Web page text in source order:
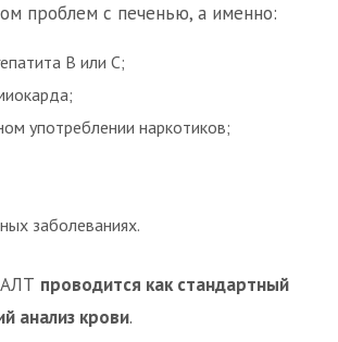
проблем с печенью, а именно:
В или С;
употреблении наркотиков;
заболеваниях.
проводится как стандартный
анализ крови.